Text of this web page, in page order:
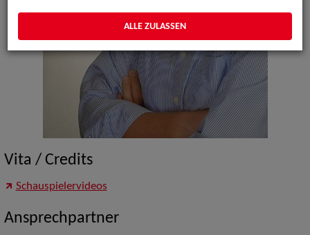
Vita / Credits
Schauspielervideos
Ansprechpartner
ALLE ZULASSEN